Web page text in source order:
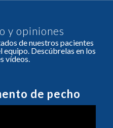
y opiniones
de nuestros pacientes
Descúbrelas en los
vídeos.
de pecho